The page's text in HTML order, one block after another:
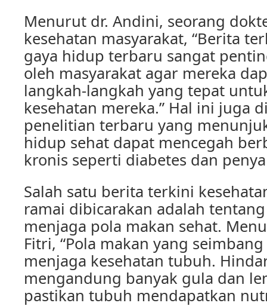
Menurut dr. Andini, seorang
kesehatan masyarakat, “Berita
gaya hidup terbaru sangat
oleh masyarakat agar mereka
langkah-langkah yang tepat
kesehatan mereka.” Hal ini juga
penelitian terbaru yang
hidup sehat dapat mencegah
kronis seperti diabetes dan
Salah satu berita terkini
ramai dibicarakan adalah
menjaga pola makan sehat.
Fitri, “Pola makan yang
menjaga kesehatan tubuh.
mengandung banyak gula dan
pastikan tubuh mendapatkan